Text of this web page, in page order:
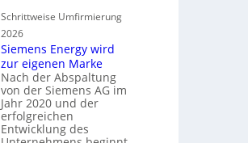
n
B
e
l
e
u
c
h
f
r
d
i
g
i
t
Schrittweise Umfirmierung
2026
Siemens Energy wird
zur eigenen Marke
Nach der Abspaltung
von der Siemens AG im
Jahr 2020 und der
erfolgreichen
Entwicklung des